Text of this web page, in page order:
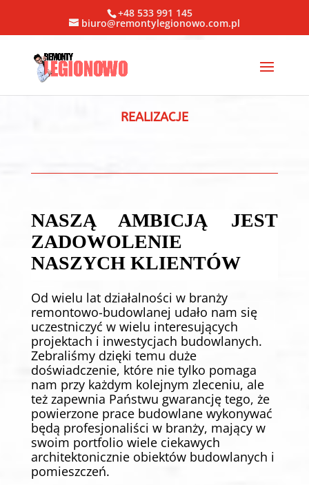
+48 533 991 145
biuro@remontylegionowo.com.pl
REALIZACJE
NASZĄ AMBICJĄ JEST
ZADOWOLENIE
NASZYCH KLIENTÓW
Od wielu lat działalności w branży
remontowo-budowlanej udało nam się
uczestniczyć w wielu interesujących
projektach i inwestycjach budowlanych.
Zebraliśmy dzięki temu duże
doświadczenie, które nie tylko pomaga
nam przy każdym kolejnym zleceniu, ale
też zapewnia Państwu gwarancję tego, że
powierzone prace budowlane wykonywać
będą profesjonaliści w branży, mający w
swoim portfolio wiele ciekawych
architektonicznie obiektów budowlanych i
pomieszczeń.